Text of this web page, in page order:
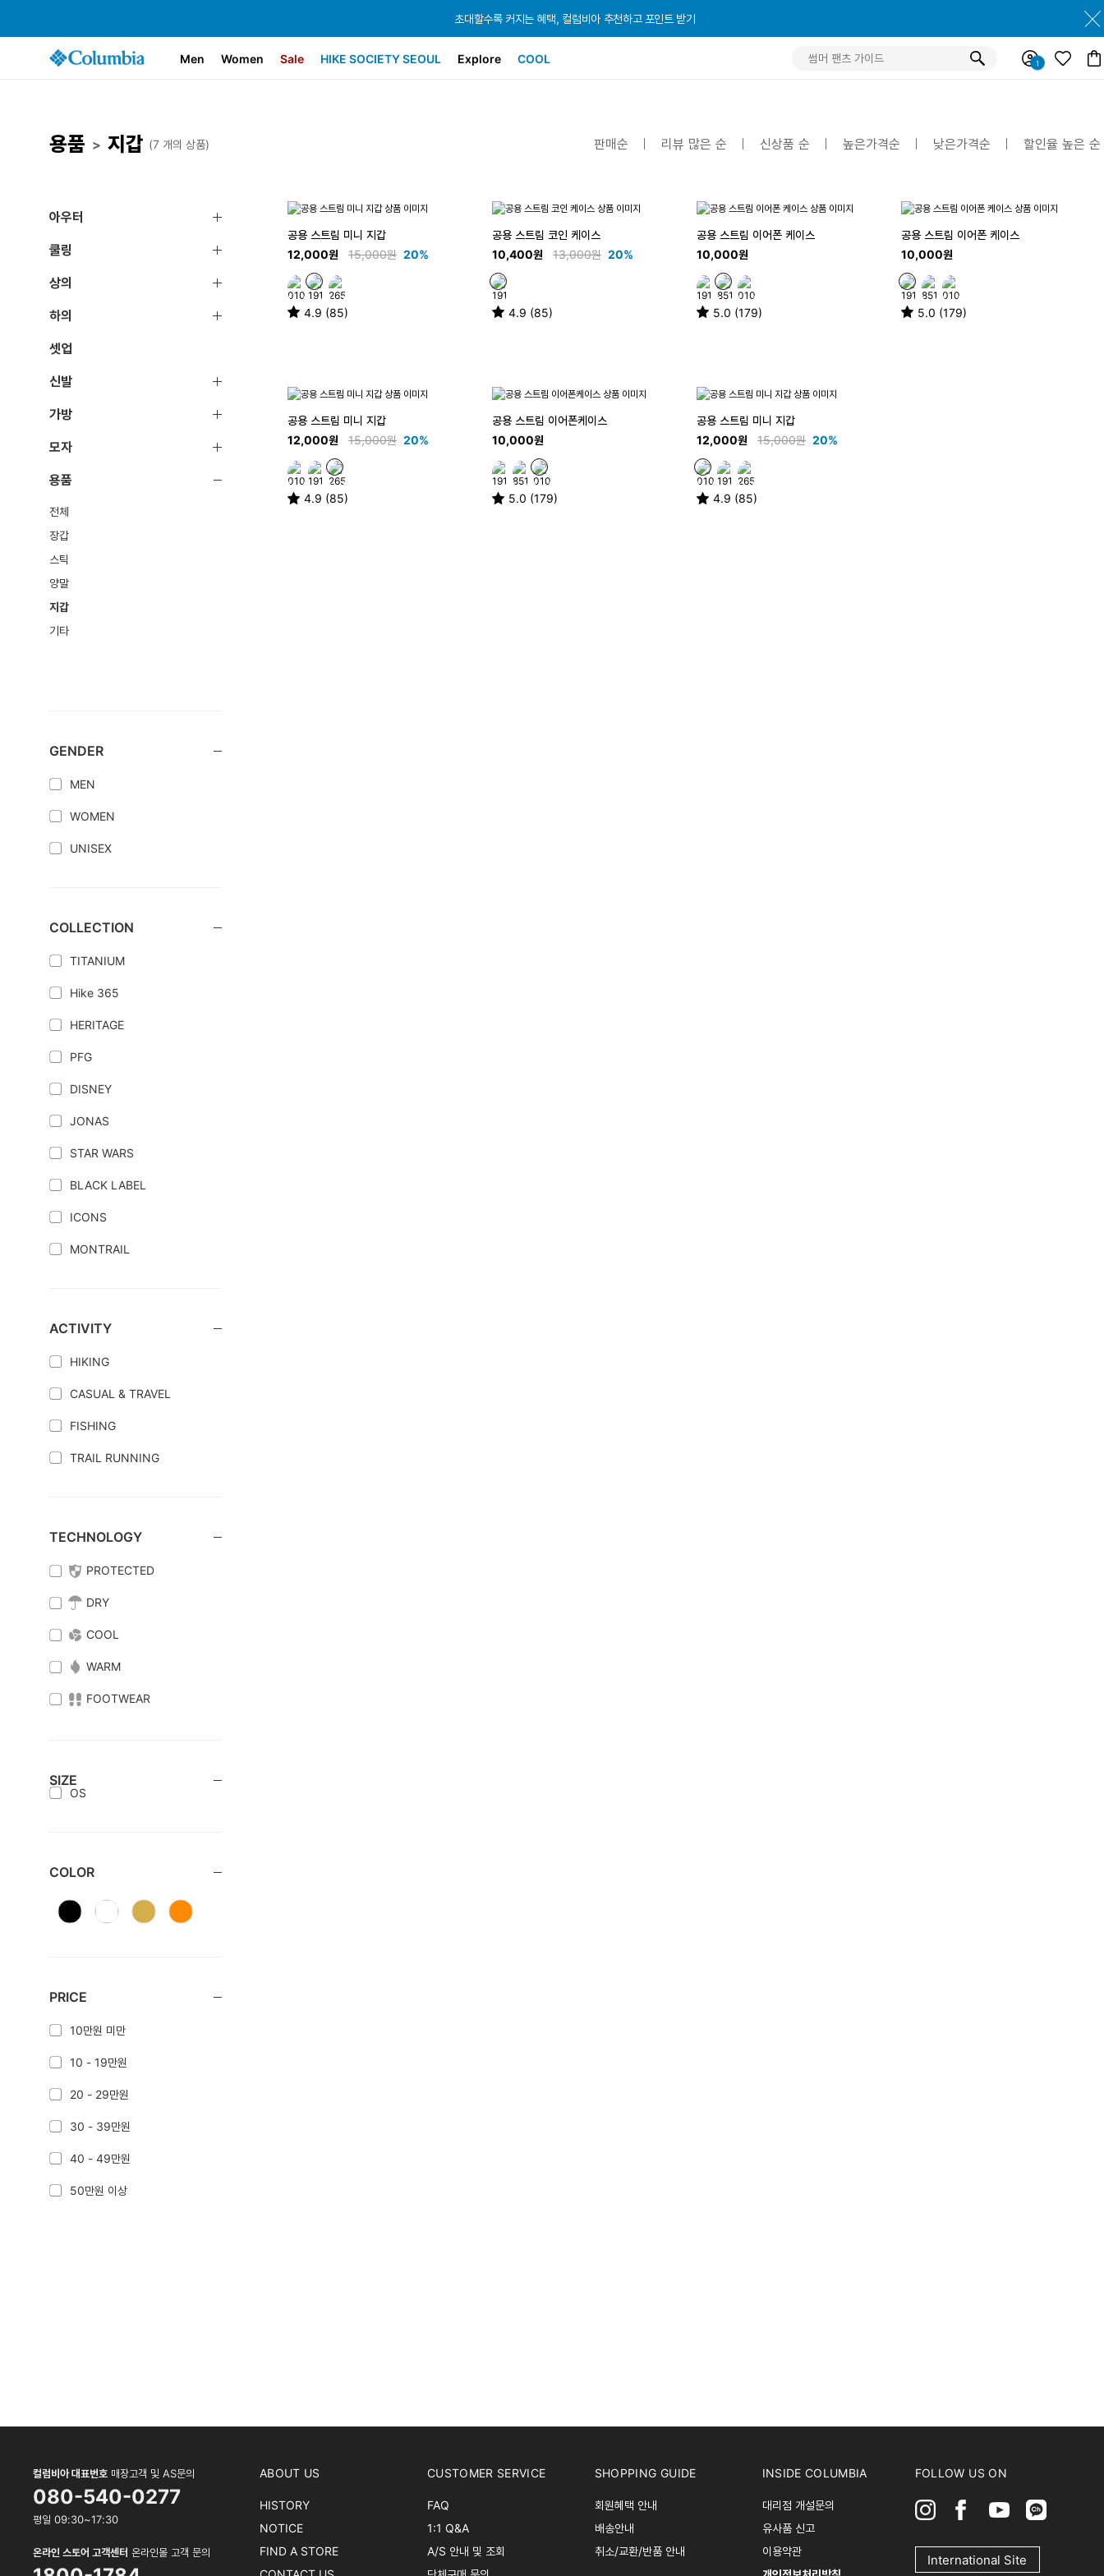
초대할수록 커지는 혜택, 컬럼비아 추천하고 포인트 받기
초대할수록 커지는 혜택, 컬럼비아 추천하고 포인트 받기
초대할수록 커지는 혜택, 컬럼비아 추천하고 포인트 받기
Men Women Sale HIKE SOCIETY SEOUL Explore COOL
용품 > 지갑 (7 개의 상품) 판매순 리뷰 많은 순 신상품 순 높은가격순 낮은가격순 할인율 높은 순
아우터
쿨링
상의
하의
셋업
신발
가방
모자
용품
전체
장갑
스틱
양말
지갑
기타
GENDER
MEN
WOMEN
UNISEX
COLLECTION
TITANIUM
Hike 365
HERITAGE
PFG
DISNEY
JONAS
STAR WARS
BLACK LABEL
ICONS
MONTRAIL
ACTIVITY
HIKING
CASUAL & TRAVEL
FISHING
TRAIL RUNNING
TECHNOLOGY
PROTECTED
DRY
COOL
WARM
FOOTWEAR
SIZE
OS
COLOR
PRICE
10만원 미만
10 - 19만원
20 - 29만원
30 - 39만원
40 - 49만원
50만원 이상
공용 스트림 미니 지갑
12,000원
15,000원 20%
4.9 (85)
공용 스트림 코인 케이스
10,400원
13,000원 20%
4.9 (85)
공용 스트림 이어폰 케이스
10,000원
5.0 (179)
공용 스트림 이어폰 케이스
10,000원
5.0 (179)
공용 스트림 미니 지갑
12,000원
15,000원 20%
4.9 (85)
공용 스트림 이어폰케이스
10,000원
5.0 (179)
공용 스트림 미니 지갑
12,000원
15,000원 20%
4.9 (85)
컬럼비아 대표번호 매장고객 및 AS문의
080-540-0277
평일 09:30~17:30
온라인 스토어 고객센터 온라인몰 고객 문의
ABOUT US
HISTORY
NOTICE
FIND A STORE
CUSTOMER SERVICE
FAQ
1:1 Q&A
A/S 안내 및 조회
SHOPPING GUIDE
회원혜택 안내
배송안내
취소/교환/반품 안내
INSIDE COLUMBIA
대리점 개설문의
유사품 신고
이용약관
FOLLOW US ON
International Site